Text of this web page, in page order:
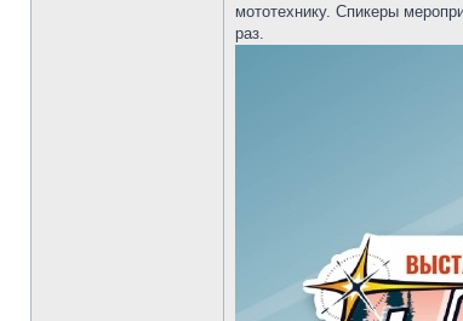
мототехнику. Спикеры
раз.